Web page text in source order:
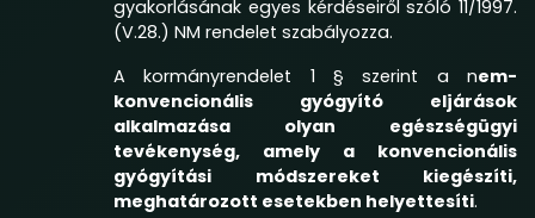
gyakorlásának egyes kérdéseiről szóló 11/1997.
(V.28.) NM rendelet szabályozza.
A kormányrendelet 1 § szerint a nem-
konvencionális gyógyító eljárások
alkalmazása olyan egészségügyi
tevékenység, amely a konvencionális
gyógyítási módszereket kiegészíti,
meghatározott esetekben helyettesíti.